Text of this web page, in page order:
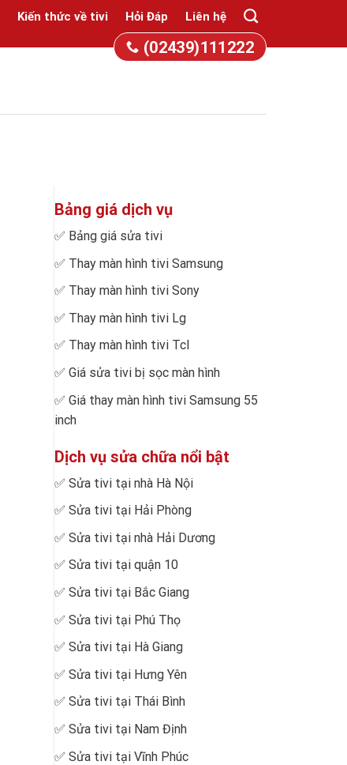
Kiến thức về tivi Hỏi Đáp Liên hệ
(02439)111222
Bảng giá dịch vụ
✅ Bảng giá sửa tivi
✅ Thay màn hình tivi Samsung
✅ Thay màn hình tivi Sony
✅ Thay màn hình tivi Lg
✅ Thay màn hình tivi Tcl
✅ Giá sửa tivi bị sọc màn hình
✅ Giá thay màn hình tivi Samsung 55
inch
Dịch vụ sửa chữa nổi bật
✅ Sửa tivi tại nhà Hà Nội
✅ Sửa tivi tại Hải Phòng
✅ Sửa tivi tại nhà Hải Dương
✅ Sửa tivi tại quận 10
✅ Sửa tivi tại Bắc Giang
✅ Sửa tivi tại Phú Thọ
✅ Sửa tivi tại Hà Giang
✅ Sửa tivi tại Hưng Yên
✅ Sửa tivi tại Thái Bình
✅ Sửa tivi tại Nam Định
✅ Sửa tivi tại Vĩnh Phúc